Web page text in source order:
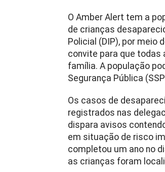
O Amber Alert tem a
de crianças
Policial (DIP), por meio
convite para que todas
família. A população
Segurança Pública
Os casos de
registrados nas
dispara avisos
em situação de risco
completou um ano no
as crianças foram